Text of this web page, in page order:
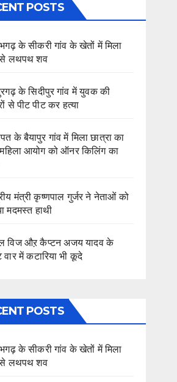
POSTS
के सीकरी गांव के खेतों में मिला
लथपथ शव
के सिदीपुर गांव में युवक की
से पीट पीट कर हत्या
के बैयापुर गांव में मिला छात्रा का
आयोग को ऑनर किलिंग का
मंत्री कृष्णपाल गुर्जर ने नेताओं को
मदमस्त हाथी
विज औऱ कैप्टन अजय यादव के
वार में कटारिया भी कूदे
POSTS
के सीकरी गांव के खेतों में मिला
लथपथ शव